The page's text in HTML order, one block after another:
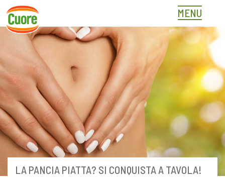
Skip
content
MENU
LA PANCIA PIATTA? SI CONQUISTA A TAVOLA!